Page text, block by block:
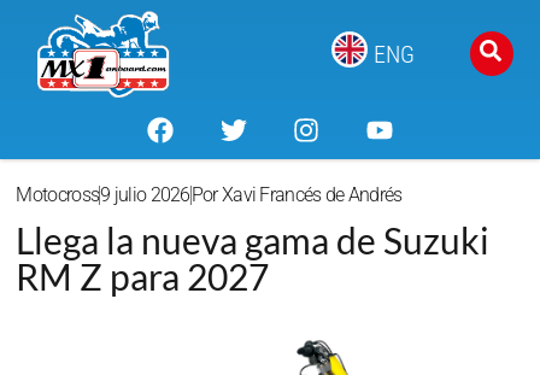
ENG
Motocross9 julio 2026 PorXavi Francés de Andrés
Llega la nueva gama de Suzuki
RM Z para 2027